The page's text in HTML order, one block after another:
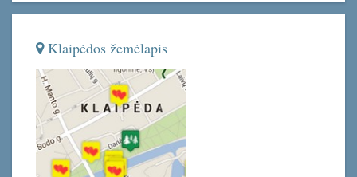
Klaipėdos žemėlapis